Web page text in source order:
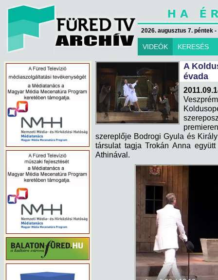
2026. augusztus 7. péntek
VIDEÓK KERESÉS
A
évada
szereplője Bodrogi Gyula és
társulat tagja Trokán Anna
Athinával.